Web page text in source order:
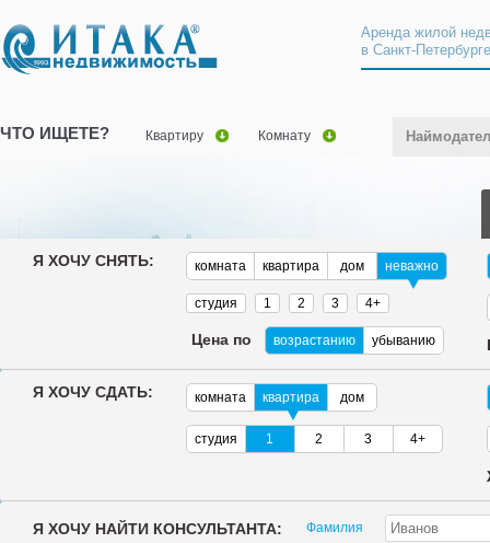
Аренда жилой
в Санкт-
ЧТО ИЩЕТЕ? Квартиру Комнату
Я ХОЧУ СНЯТЬ: комната квартира дом неважно
студия 1 2 3 4+
Цена по возрастанию убыванию
Я ХОЧУ СДАТЬ: комната квартира дом
студия 1 2 3 4+
Я ХОЧУ НАЙТИ КОНСУЛЬТАНТА: Фамилия